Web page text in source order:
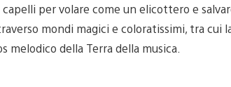
per volare come un elicottero e
mondi magici e coloratissimi, tra cui
melodico della Terra della musica.